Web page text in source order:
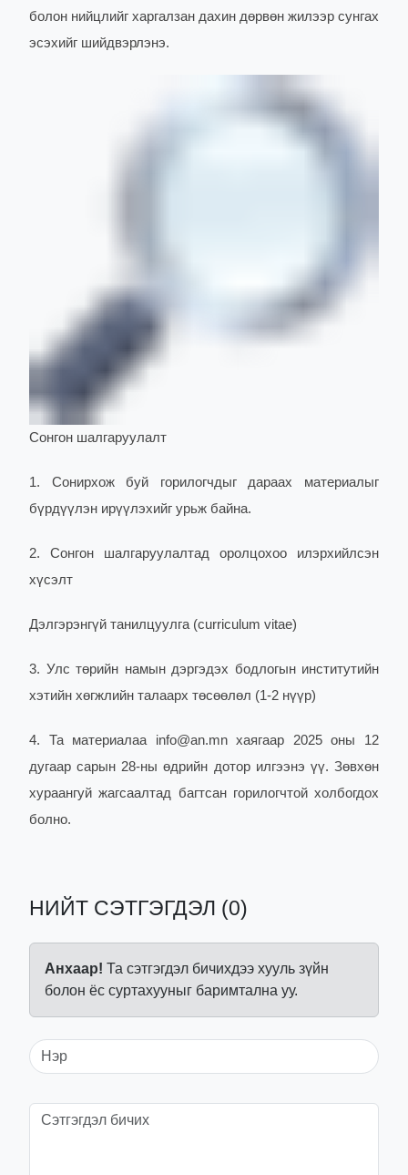
болон нийцлийг харгалзан дахин дөрвөн жилээр сунгах
эсэхийг шийдвэрлэнэ.
Сонгон шалгаруулалт
1. Сонирхож буй горилогчдыг дараах материалыг
бүрдүүлэн ирүүлэхийг урьж байна.
2. Сонгон шалгаруулалтад оролцохоо илэрхийлсэн
хүсэлт
Дэлгэрэнгүй танилцуулга (curriculum vitae)
3. Улс төрийн намын дэргэдэх бодлогын институтийн
хэтийн хөгжлийн талаарх төсөөлөл (1-2 нүүр)
4. Та материалаа info@an.mn хаягаар 2025 оны 12
дугаар сарын 28-ны өдрийн дотор илгээнэ үү. Зөвхөн
хураангуй жагсаалтад багтсан горилогчтой холбогдох
болно.
НИЙТ СЭТГЭГДЭЛ (0)
Анхаар! Та сэтгэгдэл бичихдээ хууль зүйн
болон ёс суртахууныг баримтална уу.